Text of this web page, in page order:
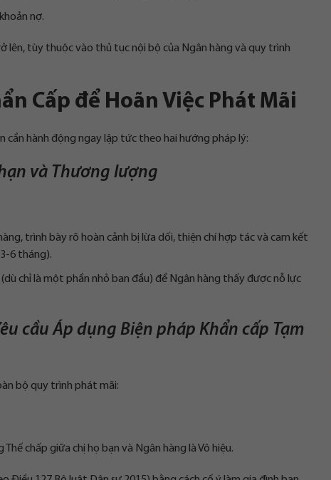
nợ.
lên, tùy thuộc vào thủ tục nội bộ của Ngân hàng và quy trình
Cấp để Hoãn Việc Phát Mãi
cần hành động ngay lập tức theo hai hướng pháp lý:
và Thương lượng
trình bày rõ hoàn cảnh bị lừa dối, thiện chí hợp tác và cam kết
6 tháng).
chỉ là một phần nhỏ ban đầu) để Ngân hàng thấy được nỗ lực
cầu Áp dụng Biện pháp Khẩn cấp Tạm
bộ quy trình phát mãi:
chấp giữa chị họ bạn và Ngân hàng là Vô hiệu.